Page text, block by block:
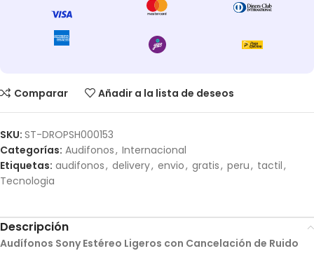
Comparar Añadir a la lista de deseos
SKU: ST-DROPSH000153
Categorías: Audifonos, Internacional
Etiquetas: audifonos, delivery, envio, gratis, peru, tactil,
Tecnologia
Descripción
Audífonos Sony Estéreo Ligeros con Cancelación de Ruido